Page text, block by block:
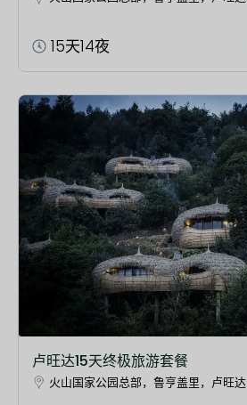
15天14夜
卢旺达15天终极旅游套餐
火山国家公园总部，鲁亨盖里，卢旺达